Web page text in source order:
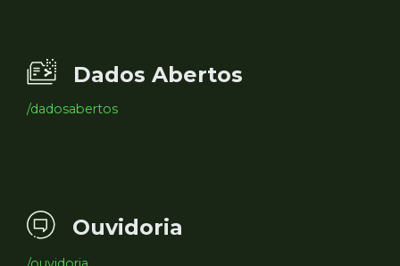
Dados Abertos
/dadosabertos
Ouvidoria